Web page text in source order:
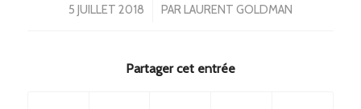
5 JUILLET 2018
/ PARLAURENT GOLDMAN
Partager cet entrée